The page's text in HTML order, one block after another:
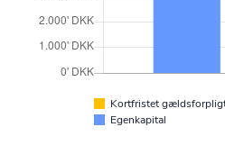
Kortfristet
Egenkapital